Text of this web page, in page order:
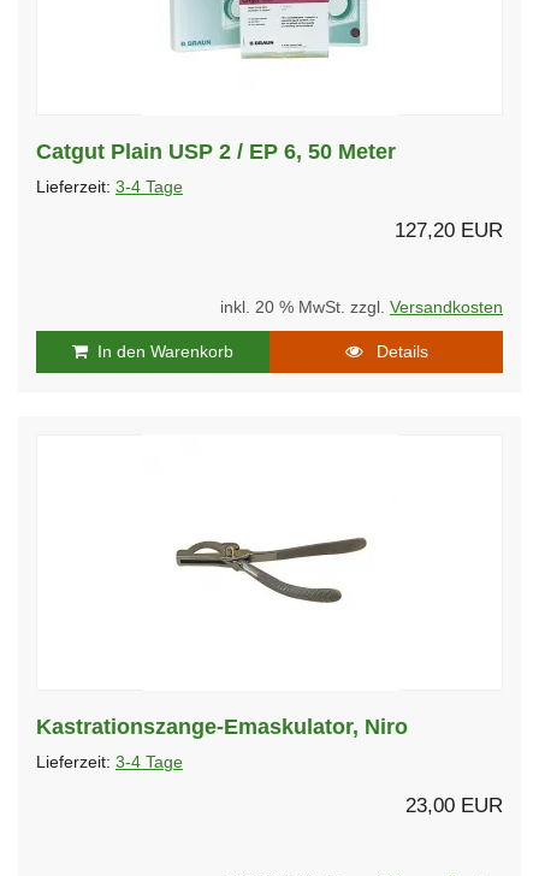
Catgut Plain USP 2 / EP 6, 50 Meter
Lieferzeit: 3-4 Tage
127,20 EUR
inkl. 20 % MwSt. zzgl. Versandkosten
In den Warenkorb Details
Kastrationszange-Emaskulator, Niro
Lieferzeit: 3-4 Tage
23,00 EUR